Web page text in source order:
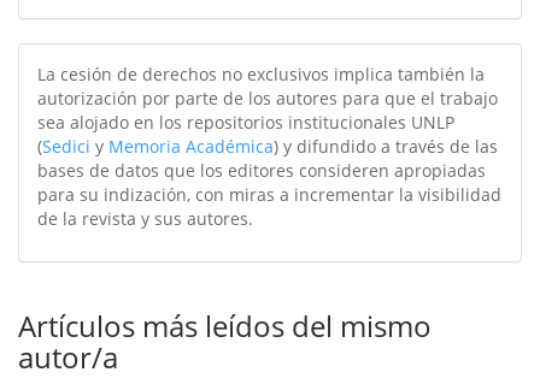
La cesión de derechos no exclusivos implica también la
autorización por parte de los autores para que el trabajo
sea alojado en los repositorios institucionales UNLP
(Sedici y Memoria Académica) y difundido a través de las
bases de datos que los editores consideren apropiadas
para su indización, con miras a incrementar la visibilidad
de la revista y sus autores.
Artículos más leídos del mismo
autor/a